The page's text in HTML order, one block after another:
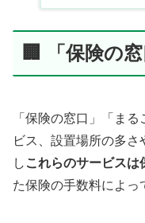
🏢 「保険の
「保険の窓口」「ま
ビス、設置場所の多
し これらのサービスは
た保険の手数料によっ